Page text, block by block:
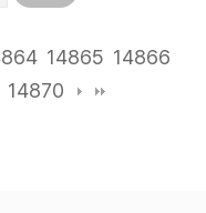
14865 14866
14870